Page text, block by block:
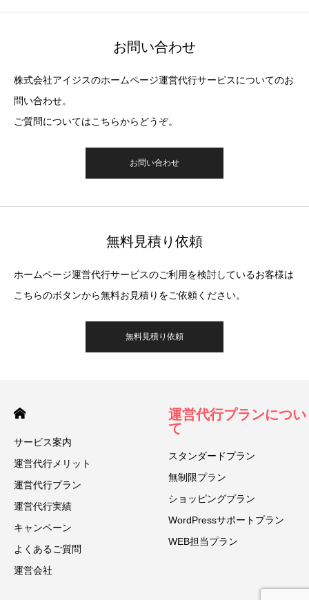
お問い合わせ
株式会社アイジスのホームページ運営代行サービスについてのお
問い合わせ。
ご質問についてはこちらからどうぞ。
お問い合わせ
無料見積り依頼
ホームページ運営代行サービスのご利用を検討しているお客様は
こちらのボタンから無料お見積りをご依頼ください。
無料見積り依頼
サービス案内
運営代行メリット
運営代行プラン
運営代行実績
キャンペーン
よくあるご質問
運営会社
運営代行プランについ
て
スタンダードプラン
無制限プラン
ショッピングプラン
WordPressサポートプラン
WEB担当プラン